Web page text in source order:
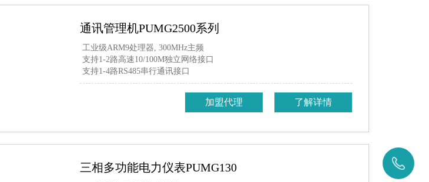
400-
通讯管理机PUMG2500系列
工业级ARM9处理器, 300MHz主频
支持1-2路高速10/100M独立网络接口
支持1-4路RS485串行通讯接口
加盟代理 了解详情
三相多功能电力仪表PUMG130